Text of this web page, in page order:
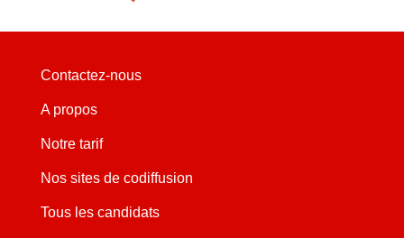
Contactez-nous
A propos
Notre tarif
Nos sites de codiffusion
Tous les candidats